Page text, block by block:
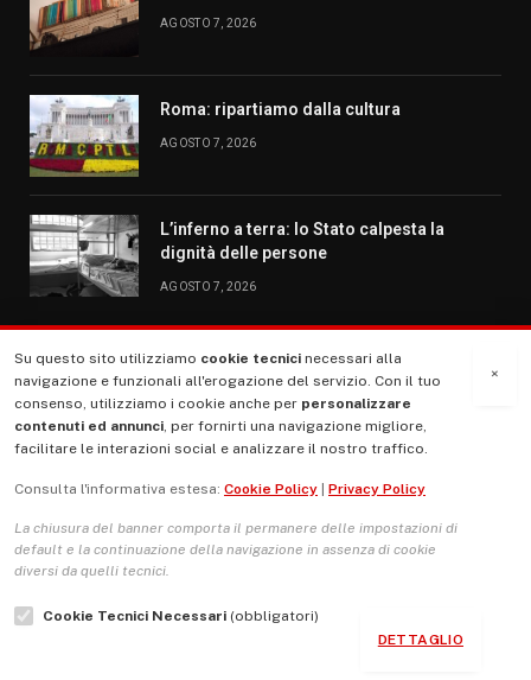
AGOSTO 7, 2026
Roma: ripartiamo dalla cultura
AGOSTO 7, 2026
L’inferno a terra: lo Stato calpesta la
dignità delle persone
AGOSTO 7, 2026
MENU
La Nostra Storia
Le Copertine
L’Associazione
Indirizzo Socio Politico Culturale
×
Su questo sito utilizziamo cookie tecnici necessari alla
navigazione e funzionali all'erogazione del servizio. Con il tuo
consenso, utilizziamo i cookie anche per personalizzare
contenuti ed annunci, per fornirti una navigazione migliore,
facilitare le interazioni social e analizzare il nostro traffico.
Consulta l'informativa estesa: Cookie Policy Privacy Policy
La chiusura del banner comporta il permanere delle impostazioni di
default e la continuazione della navigazione in assenza di cookie
diversi da quelli tecnici.
Cookie Tecnici Necessari (obbligatori)
DETTAGLIO